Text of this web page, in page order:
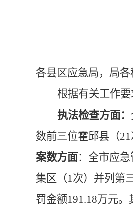
各县区应急局，局各
根据有关工作要
执法检查方面：
数前三位霍邱县 （21
案数方面： 全市应急
集区（1次）并列第
罚金额191.18万元。